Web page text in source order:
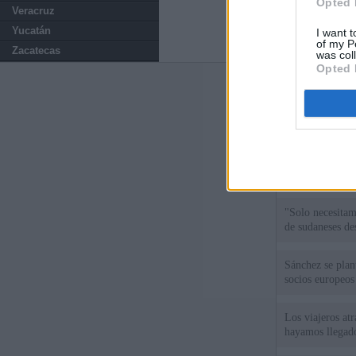
I want
of my
was
Opted
Veracruz
Yucatán
Zacatecas
Últimas
"Solo
de sudaneses
Sánchez se
socios europeos
Los viajeros
hayamos